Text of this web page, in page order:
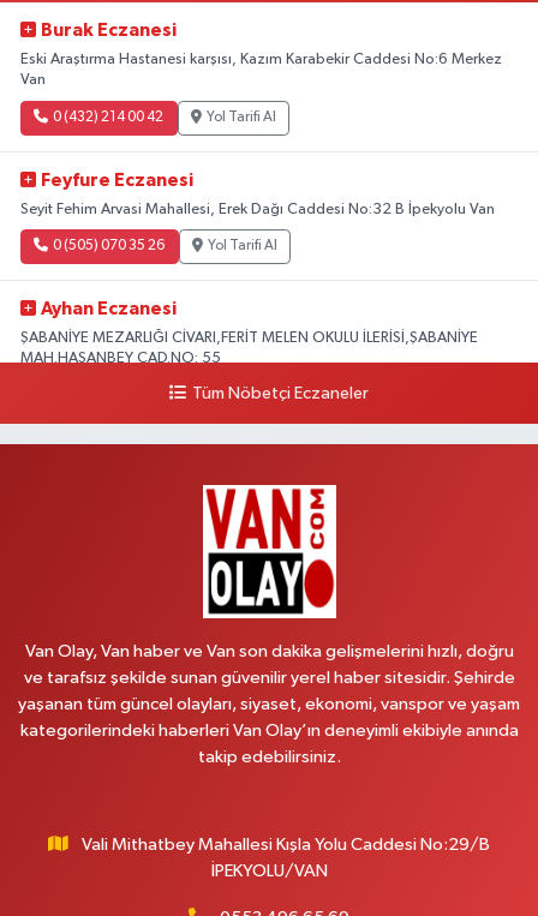
Burak Eczanesi
Eski Araştırma Hastanesi karşısı, Kazım Karabekir Caddesi No:6 Merkez
Van
0 (432) 214 00 42 Yol Tarifi Al
Feyfure Eczanesi
Seyit Fehim Arvasi Mahallesi, Erek Dağı Caddesi No:32 B İpekyolu Van
0 (505) 070 35 26 Yol Tarifi Al
Ayhan Eczanesi
ŞABANİYE MEZARLIĞI CİVARI,FERİT MELEN OKULU İLERİSİ,ŞABANİYE
MAH.HASANBEY CAD.NO: 55
Yol Tarifi Al
ŞEHİT JANDARMA BİNBAŞI KIVANÇ CESUR MAH.VALİ MÜNİR KARALOĞLU
Yol Tarifi Al
KARŞISI
0 (432) 351 02 96 Yol Tarifi Al
Tüm Nöbetçi Eczaneler
Van Olay, Van haber ve Van son dakika gelişmelerini hızlı, doğru
ve tarafsız şekilde sunan güvenilir yerel haber sitesidir. Şehirde
yaşanan tüm güncel olayları, siyaset, ekonomi, vanspor ve yaşam
kategorilerindeki haberleri Van Olay’ın deneyimli ekibiyle anında
takip edebilirsiniz.
Vali Mithatbey Mahallesi Kışla Yolu Caddesi No:29/B
İPEKYOLU/VAN